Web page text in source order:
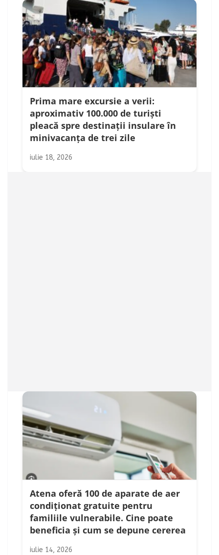
Prima mare excursie a verii:
aproximativ 100.000 de turiști
pleacă spre destinații insulare în
minivacanța de trei zile
iulie 18, 2026
Atena oferă 100 de aparate de aer
condiționat gratuite pentru
familiile vulnerabile. Cine poate
beneficia și cum se depune cererea
iulie 14, 2026